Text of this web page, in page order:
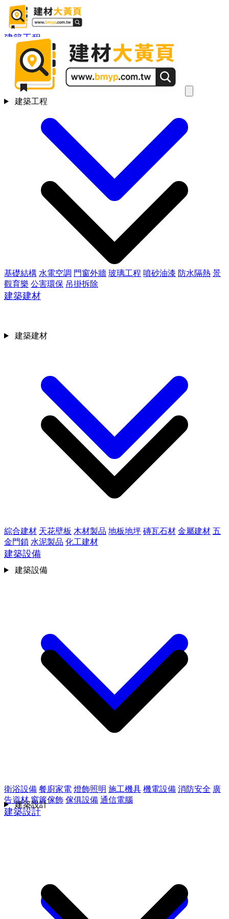
建築工程
基礎結構 水電空調 門窗外牆 玻璃工程 噴砂油漆 防水隔熱 景
觀育樂 公害環保 吊掛拆除
建築建材
綜合建材 天花壁板 木材製品 地板地坪 磚瓦石材 金屬建材 五
金門鎖 水泥製品 化工建材
建築設備
衛浴設備 餐廚家電 燈飾照明 施工機具 機電設備 消防安全 廣
告資材 窗簾傢飾 傢俱設備 通信電腦
建築設計
建築工程
建築建材
建築設備
建築設計